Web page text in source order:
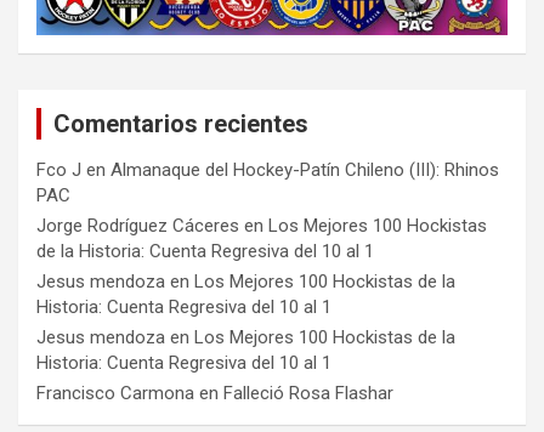
Comentarios recientes
Fco J en Almanaque del Hockey-Patín Chileno (III): Rhinos
PAC
Jorge Rodríguez Cáceres en Los Mejores 100 Hockistas
de la Historia: Cuenta Regresiva del 10 al 1
Jesus mendoza en Los Mejores 100 Hockistas de la
Historia: Cuenta Regresiva del 10 al 1
Jesus mendoza en Los Mejores 100 Hockistas de la
Historia: Cuenta Regresiva del 10 al 1
Francisco Carmona en Falleció Rosa Flashar